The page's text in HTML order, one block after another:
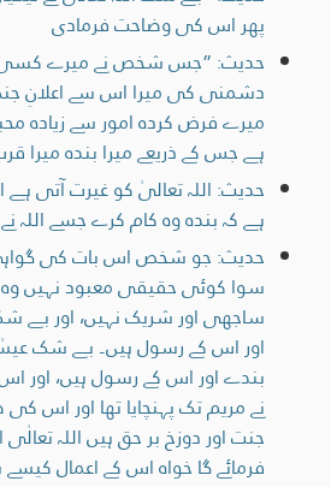
پھر اس کی وضاحت فرمادی
حدیث: ”جس شخص نے میرے
دشمنی کی میرا اس سے اعلانِ
میرے فرض کردہ امور سے زیادہ
ہے جس کے ذریعے میرا بندہ میرا
حدیث: اللہ تعالیٰ کو غیرت آتی ہے
ہے کہ بندہ وہ کام کرے جسے اللہ
حدیث: جو شخص اس بات کی گواہی
سوا کوئی حقیقی معبود نہیں
ساجھی اور شریک نہیں، اور
اور اس کے رسول ہیں۔ بے شک
بندے اور اس کے رسول ہیں، اور
نے مریم تک پہنچایا تھا اور اس
جنت اور دوزخ بر حق ہیں اللہ
فرمائے گا خواہ اس کے اعمال